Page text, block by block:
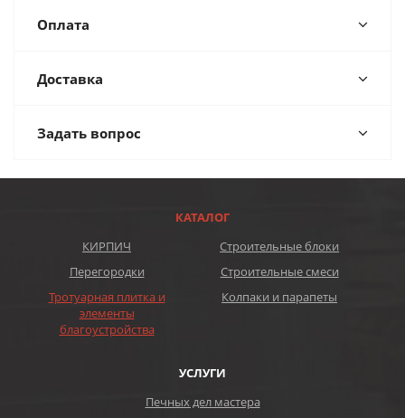
Оплата
Доставка
Задать вопрос
КАТАЛОГ
КИРПИЧ
Строительные блоки
Перегородки
Строительные смеси
Тротуарная плитка и
элементы
благоустройства
Колпаки и парапеты
УСЛУГИ
Печных дел мастера